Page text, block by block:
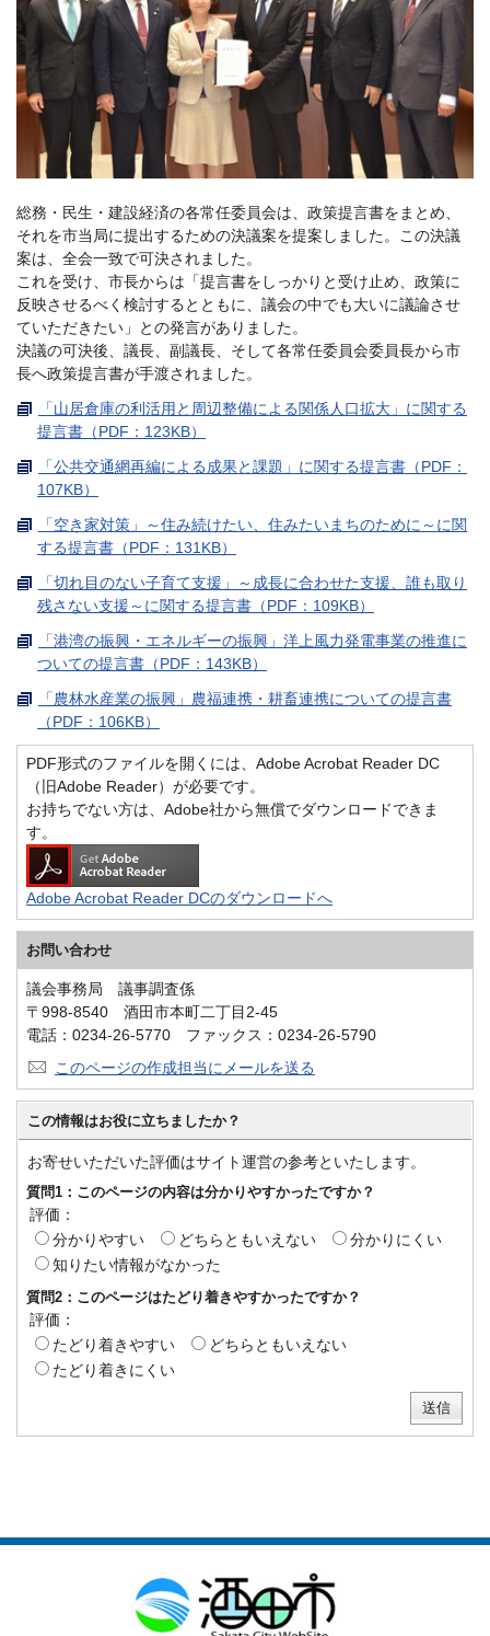
総務・民生・建設経済の各常任委員会は、政策提言書をまとめ、
それを市当局に提出するための決議案を提案しました。この決議
案は、全会一致で可決されました。
これを受け、市長からは「提言書をしっかりと受け止め、政策に
反映させるべく検討するとともに、議会の中でも大いに議論させ
ていただきたい」との発言がありました。
決議の可決後、議長、副議長、そして各常任委員会委員長から市
長へ政策提言書が手渡されました。
「山居倉庫の利活用と周辺整備による関係人口拡大」に関する
提言書（PDF：123KB）
「公共交通網再編による成果と課題」に関する提言書（PDF：
107KB）
「空き家対策」～住み続けたい、住みたいまちのために～に関
する提言書（PDF：131KB）
「切れ目のない子育て支援」～成長に合わせた支援、誰も取り
残さない支援～に関する提言書（PDF：109KB）
「港湾の振興・エネルギーの振興」洋上風力発電事業の推進に
ついての提言書（PDF：143KB）
「農林水産業の振興」農福連携・耕畜連携についての提言書
（PDF：106KB）
PDF形式のファイルを開くには、Adobe Acrobat Reader DC
（旧Adobe Reader）が必要です。
お持ちでない方は、Adobe社から無償でダウンロードできま
す。
Adobe Acrobat Reader DCのダウンロードへ
お問い合わせ
議会事務局 議事調査係
〒998-8540 酒田市本町二丁目2-45
電話：0234-26-5770 ファックス：0234-26-5790
このページの作成担当にメールを送る
この情報はお役に立ちましたか？
お寄せいただいた評価はサイト運営の参考といたします。
質問1：このページの内容は分かりやすかったですか？
評価：
分かりやすい
どちらともいえない
分かりにくい
知りたい情報がなかった
質問2：このページはたどり着きやすかったですか？
評価：
たどり着きやすい
どちらともいえない
たどり着きにくい